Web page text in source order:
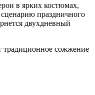
в ярких костюмах,
сценарию праздничного
двухдневный
сожжение